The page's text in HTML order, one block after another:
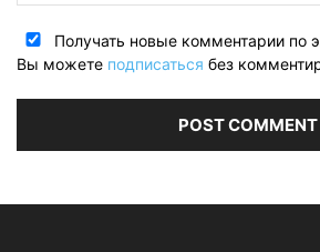
Получать новые комментарии по
Вы можете подписаться без